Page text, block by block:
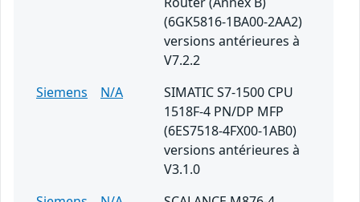
(6GK5816-1BA00-2AA2)
versions antérieures à
V7.2.2
Siemens
N/A
SIMATIC S7-1500 CPU
1518F-4 PN/DP MFP
(6ES7518-4FX00-1AB0)
versions antérieures à
V3.1.0